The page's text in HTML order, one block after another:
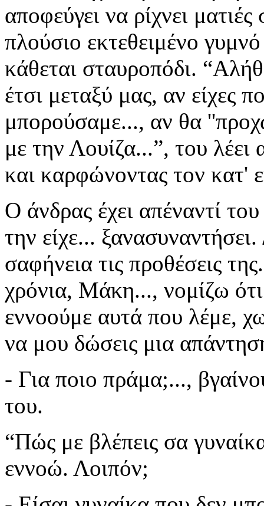
αποφεύγει να ρίχνει
πλούσιο εκτεθειμένο
κάθεται σταυροπόδι.
έτσι μεταξύ μας, αν είχες
μπορούσαμε..., αν θα
με την Λουίζα...”, του
και καρφώνοντας τον κατ'
Ο άνδρας έχει απέναντί
την είχε...
σαφήνεια τις προθέσεις
χρόνια, Μάκη..., νομίζω
εννοούμε αυτά που λέμε,
να μου δώσεις μια
- Για ποιο πράμα;...,
του.
“Πώς με βλέπεις σα
εννοώ. Λοιπόν;